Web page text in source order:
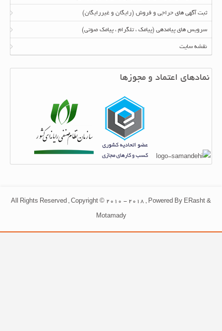
ثبت آگهی های حراجی و فروش (رایگان و غیررایگان)
سرویس های پیامدهی (پیامک ، تلگرام ، پیامک صوتی)
نقشه سایت
نمادهای اعتماد و مجوزها
All Rights Reserved , Copyright © 2010 - 2018 , Powered By ERasht &
Motamady